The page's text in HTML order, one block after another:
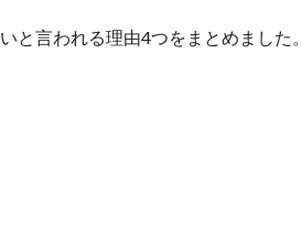
と言われる理由4つをまとめました。